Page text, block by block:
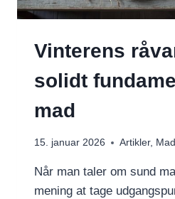
Vinterens
solidt
mad
15. januar 2026 Artikler,
Når man taler om sund
mening at tage